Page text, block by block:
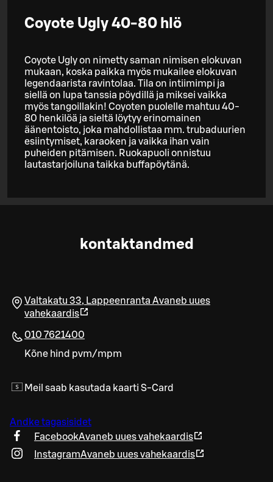
Coyote Ugly 40-80 hlö
Coyote Ugly on nimetty saman nimisen elokuvan
mukaan, koska paikka myös mukailee elokuvan
legendaarista ravintolaa. Tila on intiimimpi ja
siellä on lupa tanssia pöydillä ja miksei vaikka
myös tangoillakin! Coyoten puolelle mahtuu 40-
80 henkilöä ja sieltä löytyy erinomainen
äänentoisto, joka mahdollistaa mm. trubaduurien
esiintymiset, karaoken ja vaikka ihan vain
puheiden pitämisen. Ruokapuoli onnistuu
lautastarjoiluna taikka buffapöytänä.
kontaktandmed
Valtakatu 33, Lappeenranta Avaneb uues
vahekaardis
010 7621400
Kõne hind pvm/mpm
Meil saab kasutada kaarti S-Card
Andke tagasisidet
FacebookAvaneb uues vahekaardis
InstagramAvaneb uues vahekaardis